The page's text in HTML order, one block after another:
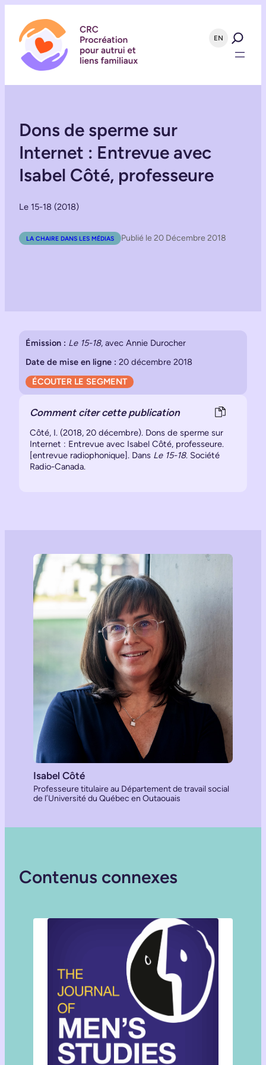
EN
Dons de sperme sur
Internet : Entrevue avec
Isabel Côté, professeure
Le 15-18 (2018)
LA CHAIRE DANS LES MÉDIAS Publié le 20 Décembre 2018
Émission : Le 15-18, avec Annie Durocher
Date de mise en ligne :20 décembre 2018
ÉCOUTER LE SEGMENT
Comment citer cette publication
Côté, I. (2018, 20 décembre). Dons de sperme sur
Internet : Entrevue avec Isabel Côté, professeure.
[entrevue radiophonique]. Dans Le 15-18. Société
Radio-Canada.
Isabel Côté
Professeure titulaire au Département de travail social
de l’Université du Québec en Outaouais
Contenus connexes